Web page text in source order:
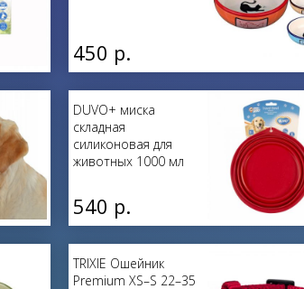
450 р.
DUVO+ миска
складная
силиконовая для
животных 1000 мл
540 р.
TRIXIE Ошейник
Premium XS–S 22–35